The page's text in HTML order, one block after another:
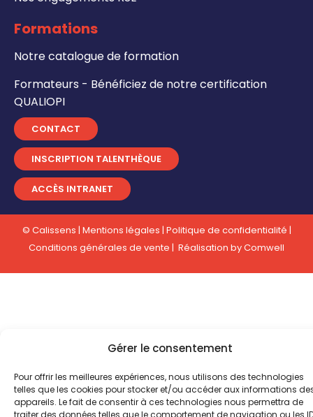
Gérer le consentement
Pour offrir les meilleures expériences, nous utilisons des technologies
telles que les cookies pour stocker et/ou accéder aux informations
appareils. Le fait de consentir à ces technologies nous permettra de
traiter des données telles que le comportement de navigation ou les
Formations
Notre catalogue de formation
Formateurs - Bénéficiez de notre certification
QUALIOPI
CONTACT
INSCRIPTION TALENTHÈQUE
ACCÈS INTRANET
© Calissens | Mentions légales | Politique de confidentialité |
Conditions générales de vente | Réalisation byComwell